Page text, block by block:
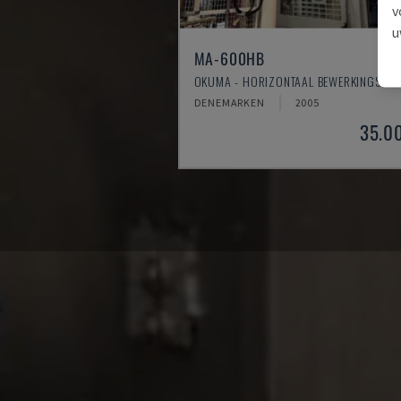
MA-600HB
OKUMA - HORIZONTAAL
DENEMARKEN 2005